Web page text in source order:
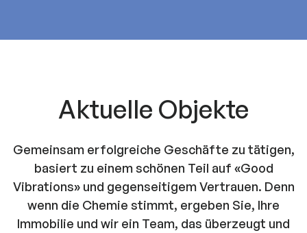
Aktuelle Objekte
Gemeinsam erfolgreiche Geschäfte zu tätigen,
basiert zu einem schönen Teil auf «Good
Vibrations» und gegenseitigem Vertrauen. Denn
wenn die Chemie stimmt, ergeben Sie, Ihre
Immobilie und wir ein Team, das überzeugt und